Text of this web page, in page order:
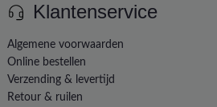
Klantenservice
Algemene voorwaarden
Online bestellen
Verzending & levertijd
Retour & ruilen